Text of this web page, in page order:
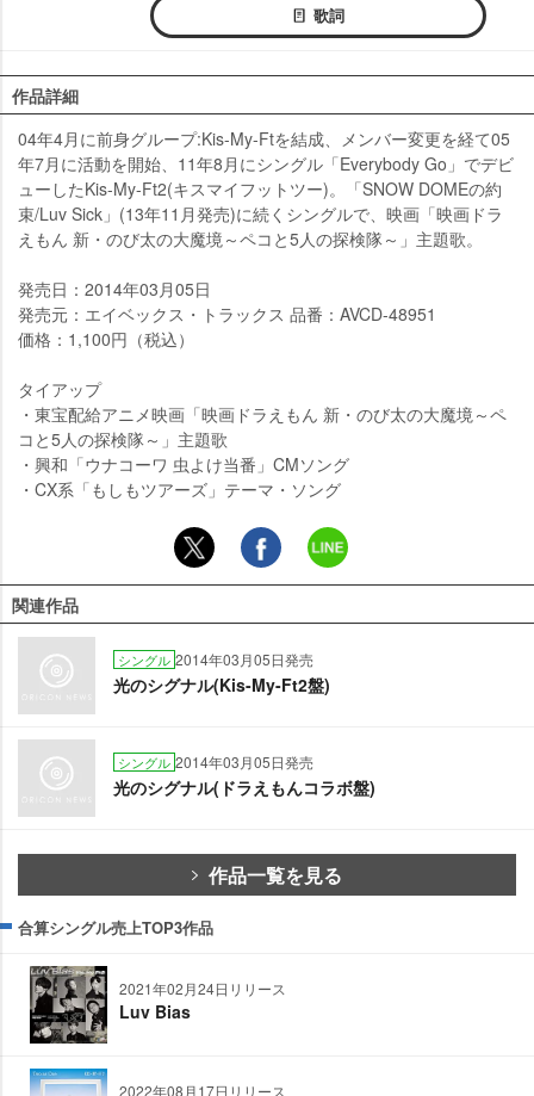
歌詞
作品詳細
04年4月に前身グループ:Kis-My-Ftを結成、メンバー変更を経て05
年7月に活動を開始、11年8月にシングル「Everybody Go」でデビ
ューしたKis-My-Ft2(キスマイフットツー)。「SNOW DOMEの約
束/Luv Sick」(13年11月発売)に続くシングルで、映画「映画ドラ
えもん 新・のび太の大魔境～ペコと5人の探検隊～」主題歌。
発売日：2014年03月05日
発売元：エイベックス・トラックス 品番：AVCD-48951
価格：1,100円（税込）
タイアップ
・東宝配給アニメ映画「映画ドラえもん 新・のび太の大魔境～ペ
コと5人の探検隊～」主題歌
・興和「ウナコーワ 虫よけ当番」CMソング
・CX系「もしもツアーズ」テーマ・ソング
関連作品
シングル 2014年03月05日発売
光のシグナル(Kis-My-Ft2盤)
シングル 2014年03月05日発売
光のシグナル(ドラえもんコラボ盤)
作品一覧を見る
合算シングル売上TOP3作品
2021年02月24日リリース
Luv Bias
2022年08月17日リリース